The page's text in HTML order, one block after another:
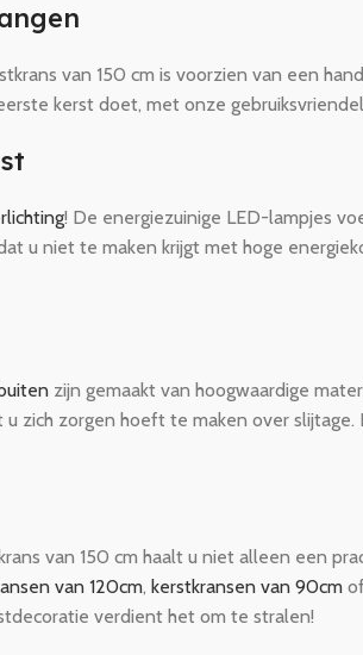
van 150 cm is voorzien van een
kerst doet, met onze
! De energiezuinige LED-lampjes
u niet te maken krijgt met hoge
zijn gemaakt van hoogwaardige
zich zorgen hoeft te maken over
van 150 cm haalt u niet alleen een
van 120cm, kerstkransen van 90cm of
verdient het om te stralen!